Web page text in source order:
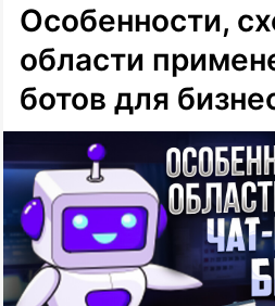
Особенности,
области
ботов для